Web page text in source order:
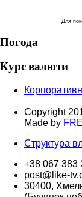
Для
Погода
Курс валюти
Copyright
Made by
Структура
+38 067 383
post@like-
30400,